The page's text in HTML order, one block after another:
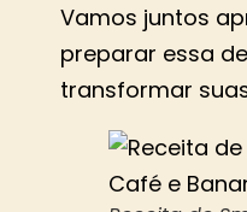
Vamos juntos
preparar essa
transformar